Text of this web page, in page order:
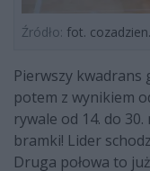
Źródło: fot.
Pierwszy kwadrans
potem z wynikiem
rywale od 14. do
bramki! Lider
Druga połowa to